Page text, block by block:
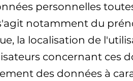
personnelles
notamment du
la localisation de
concernant ces
des données à